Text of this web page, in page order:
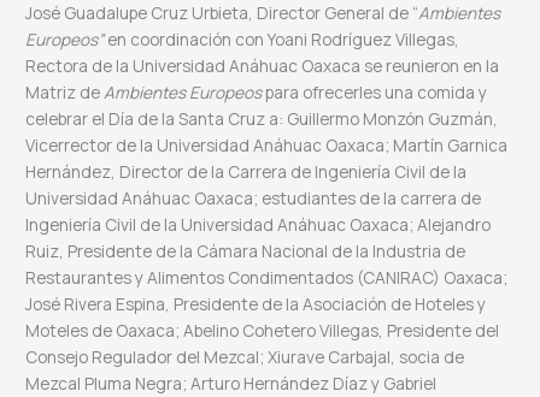
José Guadalupe Cruz Urbieta, Director General de “Ambientes
Europeos”en coordinación con Yoani Rodríguez Villegas,
Rectora de la Universidad Anáhuac Oaxaca se reunieron en la
Matriz deAmbientes Europeospara ofrecerles una comida y
celebrar el Día de la Santa Cruz a: Guillermo Monzón Guzmán,
Vicerrector de la Universidad Anáhuac Oaxaca; Martín Garnica
Hernández, Director de la Carrera de Ingeniería Civil de la
Universidad Anáhuac Oaxaca; estudiantes de la carrera de
Ingeniería Civil de la Universidad Anáhuac Oaxaca; Alejandro
Ruiz, Presidente de la Cámara Nacional de la Industria de
Restaurantes y Alimentos Condimentados (CANIRAC) Oaxaca;
José Rivera Espina, Presidente de la Asociación de Hoteles y
Moteles de Oaxaca; Abelino Cohetero Villegas, Presidente del
Consejo Regulador del Mezcal; Xiurave Carbajal, socia de
Mezcal Pluma Negra; Arturo Hernández Díaz y Gabriel